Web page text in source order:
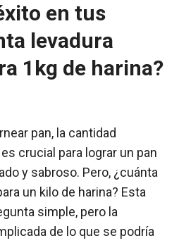
en tus
levadura
1kg de harina?
pan, la cantidad
crucial para lograr un pan
y sabroso. Pero, ¿cuánta
un kilo de harina? Esta
simple, pero la
de lo que se podría